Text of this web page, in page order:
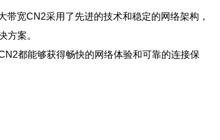
宽CN2采用了先进的技术和稳定的网络架构，
方案。
都能够获得畅快的网络体验和可靠的连接保